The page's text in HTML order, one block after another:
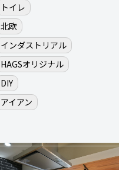
トイレ
北欧
インダストリアル
HAGSオリジナル
DIY
アイアン